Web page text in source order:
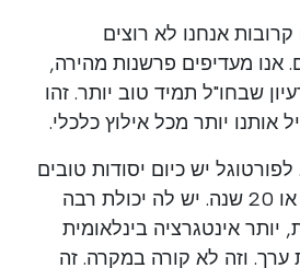
אנחנו לא רוצים
אנו מעדיפים פרשנות מהירה,
שבחו"ל תמיד טוב יותר. זהו
אותנו יותר מכל אילוץ כלכלי.
יש כיום יסודות טובים
יותר מאשר לפני 10 או 20 שנה. יש לה יכולת רבה
יותר אינטגרציה בינלאומית
ערך. וזה לא קורה במקרה. זה